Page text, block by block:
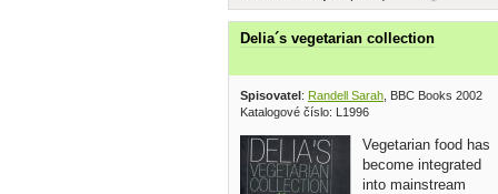
Delia´s vegetarian collection
Spisovatel: Randell Sarah , BBC Books 2002
Katalogové číslo: L1996
Vegetarian food has
become integrated
into mainstream